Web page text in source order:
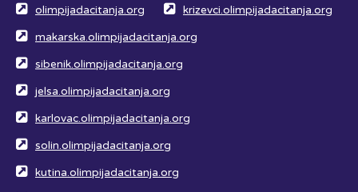
olimpijadacitanja.org krizevci.olimpijadacitanja.org
makarska.olimpijadacitanja.org
sibenik.olimpijadacitanja.org
jelsa.olimpijadacitanja.org
karlovac.olimpijadacitanja.org
solin.olimpijadacitanja.org
kutina.olimpijadacitanja.org